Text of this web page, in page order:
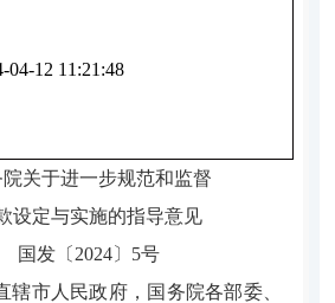
04-12 11:21:48
院关于进一步规范和监督
设定与实施的指导意见
国发〔2024〕5号
辖市人民政府，国务院各部委、